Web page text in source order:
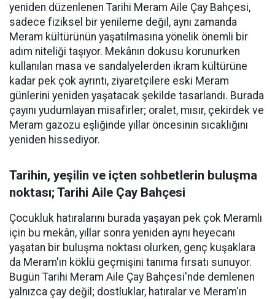
yeniden düzenlenen Tarihi Meram Aile Çay Bahçesi,
sadece fiziksel bir yenileme değil, aynı zamanda
Meram kültürünün yaşatılmasına yönelik önemli bir
adım niteliği taşıyor. Mekânın dokusu korunurken
kullanılan masa ve sandalyelerden ikram kültürüne
kadar pek çok ayrıntı, ziyaretçilere eski Meram
günlerini yeniden yaşatacak şekilde tasarlandı. Burada
çayını yudumlayan misafirler; oralet, mısır, çekirdek ve
Meram gazozu eşliğinde yıllar öncesinin sıcaklığını
yeniden hissediyor.
Tarihin, yeşilin ve içten sohbetlerin buluşma
noktası; Tarihi Aile Çay Bahçesi
Çocukluk hatıralarını burada yaşayan pek çok Meramlı
için bu mekân, yıllar sonra yeniden aynı heyecanı
yaşatan bir buluşma noktası olurken, genç kuşaklara
da Meram'ın köklü geçmişini tanıma fırsatı sunuyor.
Bugün Tarihi Meram Aile Çay Bahçesi'nde demlenen
yalnızca çay değil; dostluklar, hatıralar ve Meram'ın